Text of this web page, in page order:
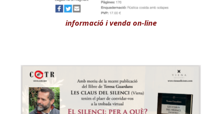
informació i venda on-line